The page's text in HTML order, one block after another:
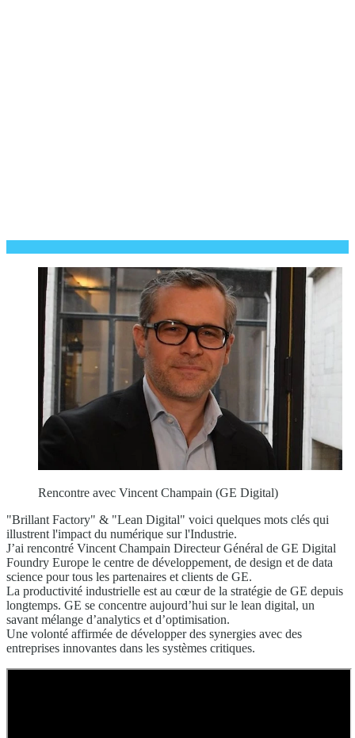
Rencontre avec Vincent Champain (GE Digital)
"Brillant Factory" & "Lean Digital" voici quelques mots clés qui
illustrent l'impact du numérique sur l'Industrie.
J’ai rencontré Vincent Champain Directeur Général de GE Digital
Foundry Europe le centre de développement, de design et de data
science pour tous les partenaires et clients de GE.
La productivité industrielle est au cœur de la stratégie de GE depuis
longtemps. GE se concentre aujourd’hui sur le lean digital, un
savant mélange d’analytics et d’optimisation.
Une volonté affirmée de développer des synergies avec des
entreprises innovantes dans les systèmes critiques.